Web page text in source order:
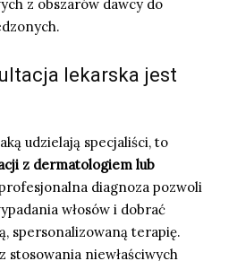
z obszarów dawcy do
lekarska jest
udzielają specjaliści, to
z dermatologiem lub
diagnoza pozwoli
włosów i dobrać
spersonalizowaną terapię.
stosowania niewłaściwych